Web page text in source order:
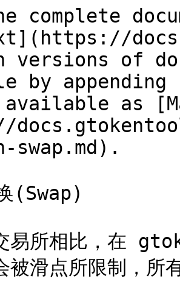
complete
versions of
by
as
swap.md).
(Swap)
易所相比，在
被滑点所限制，所